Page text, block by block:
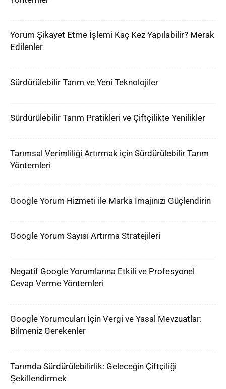
Yorum Şikayet Etme İşlemi Kaç Kez Yapılabilir? Merak
Edilenler
Sürdürülebilir Tarım ve Yeni Teknolojiler
Sürdürülebilir Tarım Pratikleri ve Çiftçilikte Yenilikler
Tarımsal Verimliliği Artırmak için Sürdürülebilir Tarım
Yöntemleri
Google Yorum Hizmeti ile Marka İmajınızı Güçlendirin
Google Yorum Sayısı Artırma Stratejileri
Negatif Google Yorumlarına Etkili ve Profesyonel
Cevap Verme Yöntemleri
Google Yorumcuları İçin Vergi ve Yasal Mevzuatlar:
Bilmeniz Gerekenler
Tarımda Sürdürülebilirlik: Geleceğin Çiftçiliği
Şekillendirmek